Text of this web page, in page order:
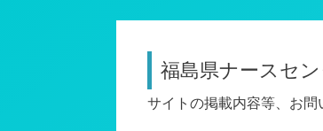
福島県ナースセ
サイトの掲載内容等、お問